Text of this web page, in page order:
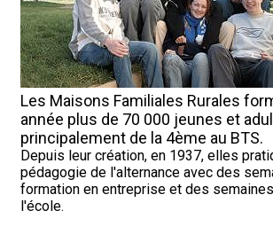
Les Maisons Familiales Rurales
année plus de 70 000 jeunes et
principalement de la 4ème au BTS.
Depuis leur création, en 1937, elles
pédagogie de l'alternance avec des
formation en entreprise et des
l'école.